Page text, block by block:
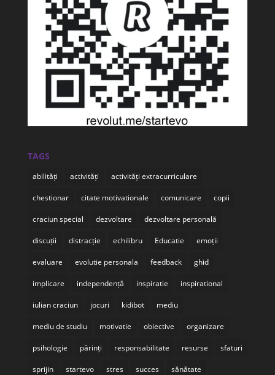
TAGS
abilități activități activități extracurriculare
chestionar citate motivationale comunicare copii
craciun special dezvoltare dezvoltare personală
discuții distracție echilibru Educatie emoții
evaluare evolutie personala feedback ghid
implicare independență inspiratie inspirational
iulian craciun jocuri kidibot mediu
mediu de studiu motivatie obiective organizare
psihologie părinți responsabilitate resurse sfaturi
sprijin startevo stres succes sănătate